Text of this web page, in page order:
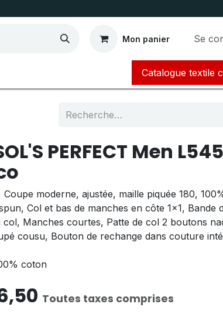
Mon panier Se
Catalogue textile
PERFECT Men
Coupe moderne, ajustée, maille piquée 180,
Col et bas de manches en côte 1x1, Bande
Manches courtes, Patte de col 2 boutons
cousu, Bouton de rechange dans couture
coton
Toutes taxes comprises